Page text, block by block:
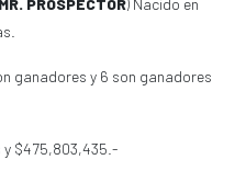
MR. PROSPECTOR) Nacido en
ganadores y 6 son ganadores
y $475,803,435.-